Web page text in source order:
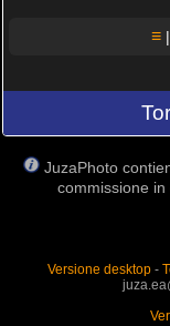
≡ |
JuzaPhoto
commissione in
Versione desktop-